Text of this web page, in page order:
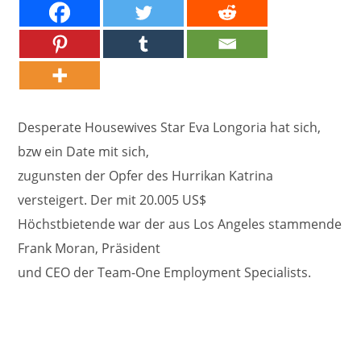
Desperate Housewives Star Eva Longoria hat sich,
bzw ein Date mit sich,
zugunsten der Opfer des Hurrikan Katrina
versteigert. Der mit 20.005 US$
Höchstbietende war der aus Los Angeles stammende
Frank Moran, Präsident
und CEO der Team-One Employment Specialists.